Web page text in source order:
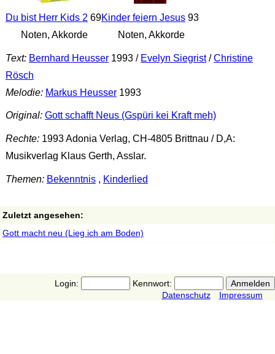
Du bist Herr Kids 2 69
Noten, Akkorde
Kinder feiern Jesus93
Noten, Akkorde
Text: Bernhard Heusser1993 / Evelyn Siegrist/Christine
Rösch
Melodie: Markus Heusser1993
Original: Gott schafft Neus (Gspüri kei Kraft meh)
Rechte:1993 Adonia Verlag, CH-4805 Brittnau / D,A:
Musikverlag Klaus Gerth, Asslar.
Themen: Bekenntnis, Kinderlied
Zuletzt angesehen:
Gott macht neu (Lieg ich am Boden)
Login:
Kennwort:
Datenschutz
Impressum